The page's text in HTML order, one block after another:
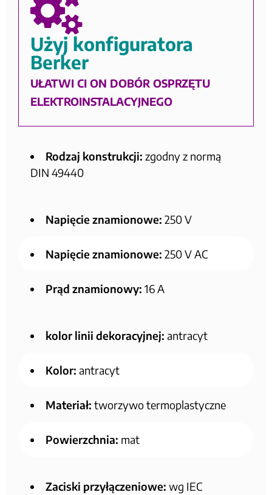
Użyj konfiguratora
Berker
UŁATWI CI ON DOBÓR OSPRZĘTU
ELEKTROINSTALACYJNEGO
Rodzaj konstrukcji: zgodny z normą
DIN 49440
Napięcie znamionowe: 250 V
Napięcie znamionowe: 250 V AC
Prąd znamionowy: 16 A
kolor linii dekoracyjnej: antracyt
Kolor: antracyt
Materiał: tworzywo termoplastyczne
Powierzchnia: mat
Zaciski przyłączeniowe: wg IEC